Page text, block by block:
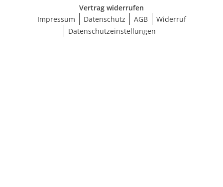
Vertrag widerrufen
Impressum
Datenschutz AGB
Widerruf
Datenschutzeinstellungen